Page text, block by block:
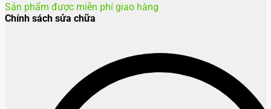
số
lượng
Sản phẩm được miễn phí giao hàng
Chính sách sửa chữa